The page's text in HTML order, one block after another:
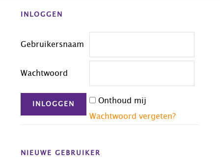
Before
INLOGGEN
Gebruikersnaam
Wachtwoord
Onthoud mij
Wachtwoord vergeten?
NIEUWE GEBRUIKER